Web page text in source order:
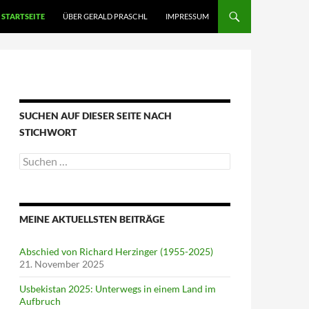
STARTSEITE ÜBER GERALD PRASCHL IMPRESSUM
SUCHEN AUF DIESER SEITE NACH
STICHWORT
Suche
nach:
MEINE AKTUELLSTEN BEITRÄGE
Abschied von Richard Herzinger (1955-2025)
21. November 2025
Usbekistan 2025: Unterwegs in einem Land im
Aufbruch